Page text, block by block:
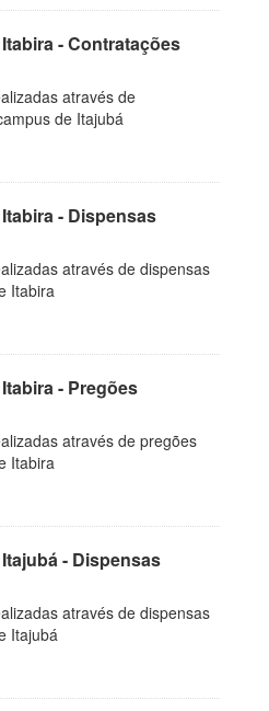
- Contratações
através de
de Itajubá
- Dispensas
através de dispensas
Itabira
- Pregões
através de pregões
Itabira
- Dispensas
através de dispensas
Itajubá